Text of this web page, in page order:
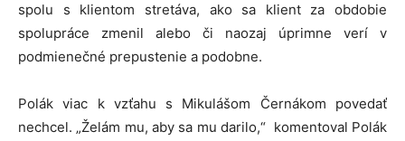
spolu s klientom stretáva, ako sa klient za obdobie
spolupráce zmenil alebo či naozaj úprimne verí v
podmienečné prepustenie a podobne.
Polák viac k vzťahu s Mikulášom Černákom povedať
nechcel. „Želám mu, aby sa mu darilo,“ komentoval Polák